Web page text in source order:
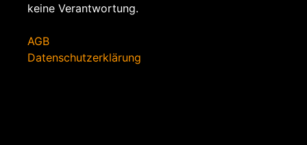
keine Verantwortung.
AGB
Datenschutzerklärung